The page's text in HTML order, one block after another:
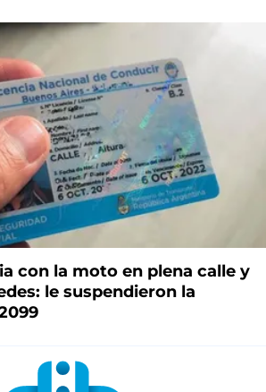
con la moto en plena calle y
le suspendieron la